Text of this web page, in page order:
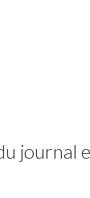
journal